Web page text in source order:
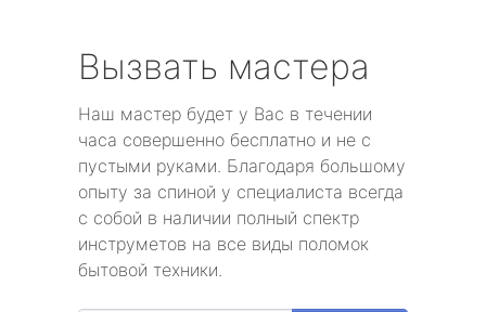
Вызвать мастера
Наш мастер будет у Вас в течении
часа совершенно бесплатно и не с
пустыми руками. Благодаря большому
опыту за спиной у специалиста всегда
с собой в наличии полный спектр
инструметов на все виды поломок
бытовой техники.